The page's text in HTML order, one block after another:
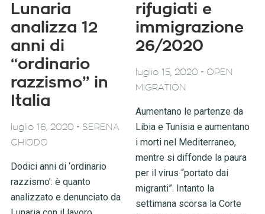
Lunaria
analizza 12
anni di
“ordinario
razzismo” in
Italia
luglio 16, 2020- SERENA
CHIODO
Dodici anni di ‘ordinario
razzismo’: è quanto
analizzato e denunciato da
rifugiati e
immigrazione
26/2020
luglio 15, 2020 - OPEN
MIGRATION
Aumentano le partenze da
Libia e Tunisia e aumentano
i morti nel Mediterraneo,
mentre si diffonde la paura
per il virus “portato dai
migranti”. Intanto la
settimana scorsa la Corte